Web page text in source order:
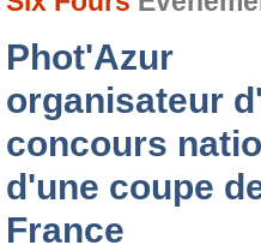
Phot'Azur
organisateur
concours
d'une coupe
France